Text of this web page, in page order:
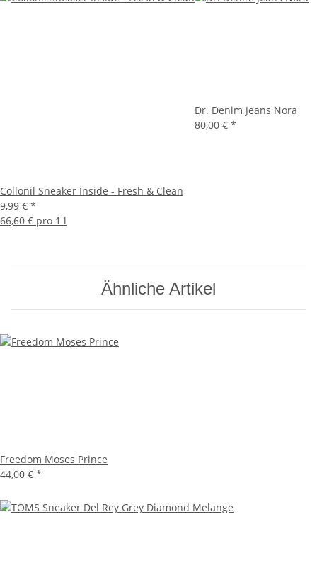
Collonil Sneaker Inside - Fresh & Clean
9,99 € *
66,60 € pro 1 l
Dr. Denim Jeans Nora
80,00 € *
Ähnliche Artikel
Freedom Moses Prince
44,00 € *